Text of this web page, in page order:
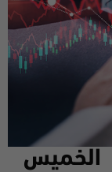
الخميس